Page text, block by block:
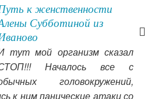
к женственности
Субботиной из
тут мой организм сказал
Началось все с
головокружений,
к ним панические атаки со